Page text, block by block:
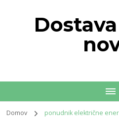
Domov ponudnik električne